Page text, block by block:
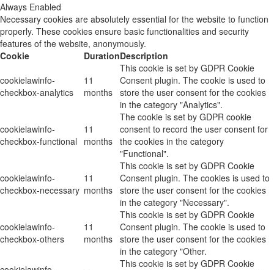
Always Enabled
Necessary cookies are absolutely essential for the website to function
properly. These cookies ensure basic functionalities and security
features of the website, anonymously.
Cookie
DurationDescription
cookielawinfo-
checkbox-analytics
11
months
This cookie is set by GDPR Cookie
Consent plugin. The cookie is used to
store the user consent for the cookies
in the category "Analytics".
cookielawinfo-
checkbox-functional
11
months
The cookie is set by GDPR cookie
consent to record the user consent for
the cookies in the category
"Functional".
cookielawinfo-
checkbox-necessary
11
months
This cookie is set by GDPR Cookie
Consent plugin. The cookies is used to
store the user consent for the cookies
in the category "Necessary".
cookielawinfo-
checkbox-others
11
months
This cookie is set by GDPR Cookie
Consent plugin. The cookie is used to
store the user consent for the cookies
in the category "Other.
This cookie is set by GDPR Cookie